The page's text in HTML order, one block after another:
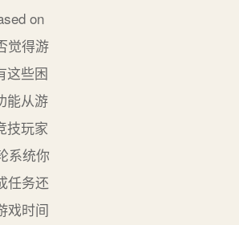
on
觉得游
这些困
能从游
技玩家
系统你
任务还
戏时间